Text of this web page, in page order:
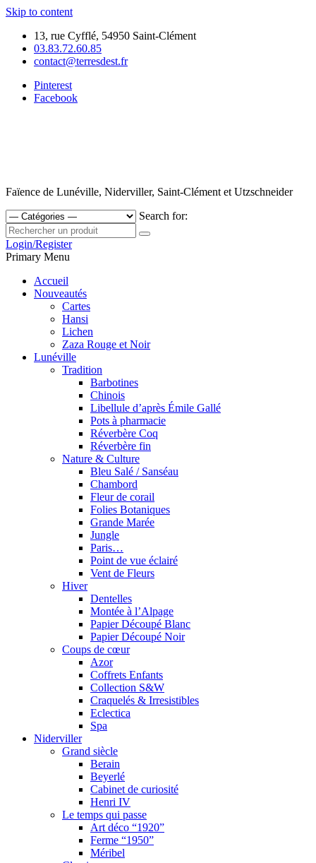
Skip to content
13, rue Cyfflé, 54950 Saint-Clément
03.83.72.60.85
contact@terresdest.fr
Pinterest
Facebook
Faïence de Lunéville, Niderviller, Saint-Clément et Utzschneider
Search for:
Login/Register
Primary Menu
Accueil
Nouveautés
Cartes
Hansi
Lichen
Zaza Rouge et Noir
Lunéville
Tradition
Barbotines
Chinois
Libellule d’après Émile Gallé
Pots à pharmacie
Réverbère Coq
Réverbère fin
Nature & Culture
Bleu Salé / Sanséau
Chambord
Fleur de corail
Folies Botaniques
Grande Marée
Jungle
Paris…
Point de vue éclairé
Vent de Fleurs
Hiver
Dentelles
Montée à l’Alpage
Papier Découpé Blanc
Papier Découpé Noir
Coups de cœur
Azor
Coffrets Enfants
Collection S&W
Craquelés & Irresistibles
Eclectica
Spa
Niderviller
Grand siècle
Berain
Beyerlé
Cabinet de curiosité
Henri IV
Le temps qui passe
Art déco “1920”
Ferme “1950”
Méribel